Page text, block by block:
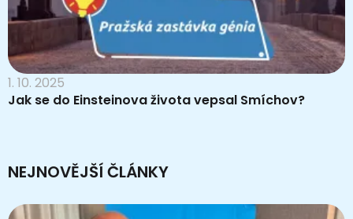
1. 10. 2025
Jak se do Einsteinova života vepsal Smíchov?
NEJNOVĚJŠÍ ČLÁNKY